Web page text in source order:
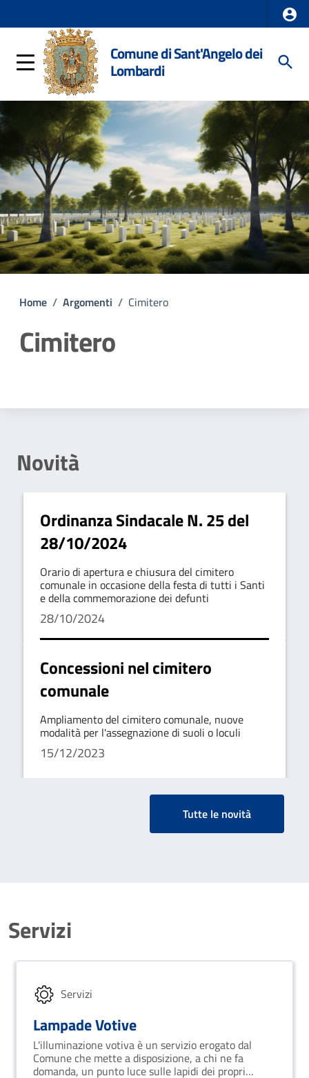
Comune di Sant'Angelo dei
Lombardi
Home / Argomenti / Cimitero
Cimitero
Novità
Ordinanza Sindacale N. 25 del
28/10/2024
Orario di apertura e chiusura del cimitero
comunale in occasione della festa di tutti i Santi
e della commemorazione dei defunti
28/10/2024
Concessioni nel cimitero
comunale
Ampliamento del cimitero comunale, nuove
modalità per l'assegnazione di suoli o loculi
15/12/2023
Tutte le novità
Servizi
Servizi
Lampade Votive
L'illuminazione votiva è un servizio erogato dal
Comune che mette a disposizione, a chi ne fa
domanda, un punto luce sulle lapidi dei propri